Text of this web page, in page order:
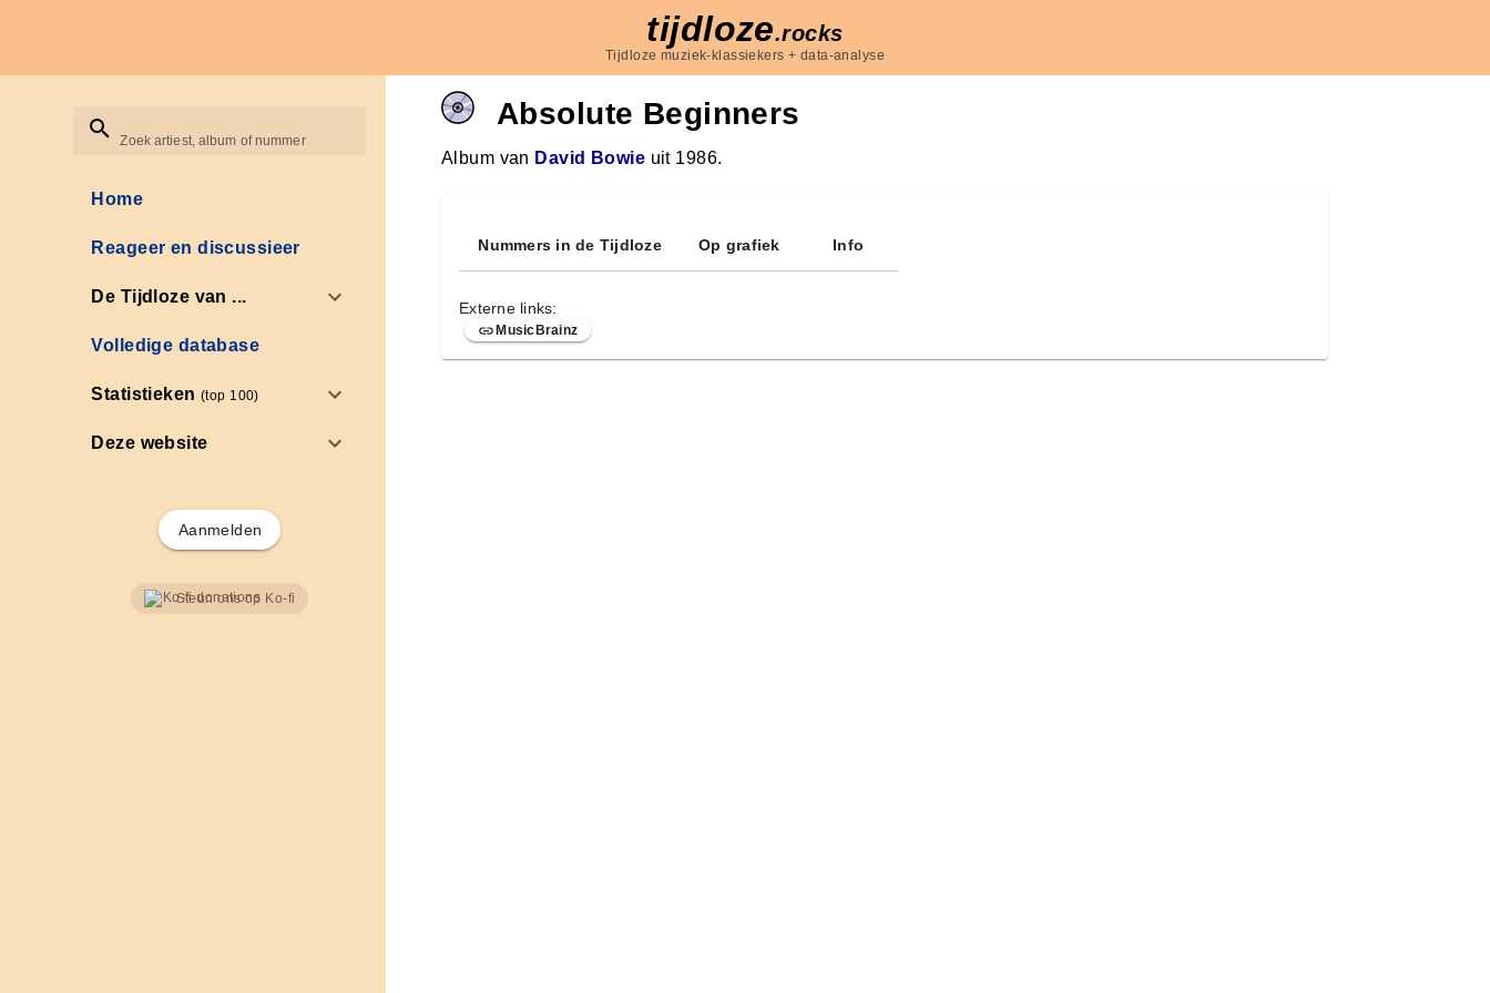
tijdloze.rocks
Tijdloze muziek-klassiekers + data-analyse
Zoek artiest, album of nummer
Home
Reageer en discussieer
De Tijdloze van ...
Volledige database
Statistieken(top 100)
Deze website
Aanmelden
Steun ons op Ko-fi
Absolute Beginners
Album van David Bowie uit 1986.
Nummers in de Tijdloze Op grafiek Info
Externe links:
MusicBrainz